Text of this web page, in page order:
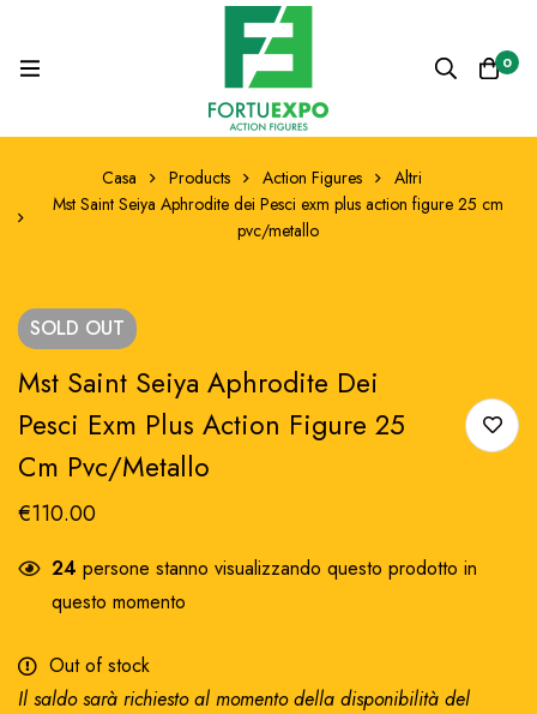
0
Casa Products Action Figures
Altri
Mst Saint Seiya Aphrodite dei Pesci exm plus action figure 25 cm
pvc/metallo
SOLD OUT
Mst Saint Seiya Aphrodite Dei
Pesci Exm Plus Action Figure 25
Cm Pvc/metallo
€110.00
24 persone stanno visualizzando questo prodotto in
questo momento
Out of stock
Il saldo sarà richiesto al momento della disponibilità del